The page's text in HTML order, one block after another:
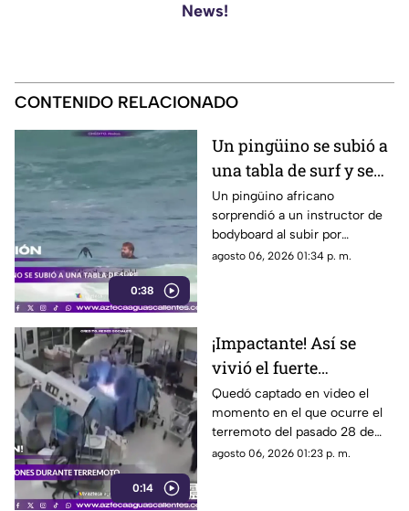
News!
CONTENIDO RELACIONADO
0:38
Un pingüino se subió a
una tabla de surf y se
viraliza
Un pingüino africano
sorprendió a un instructor de
bodyboard al subir por
iniciativa propia a su tabla y
agosto 06, 2026 01:34 p. m.
0:14
¡Impactante! Así se
vivió el fuerte
terremoto en el
quirófano de un
hospital
Quedó captado en video el
momento en el que ocurre el
terremoto del pasado 28 de
julio en Japón al interior de un
agosto 06, 2026 01:23 p. m.